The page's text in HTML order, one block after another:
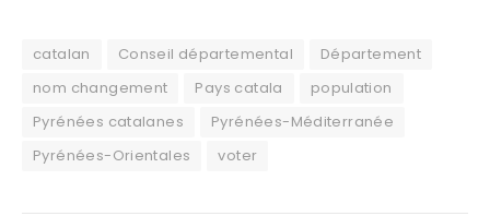
catalan Conseil départemental
Département
nom changement
Pays catala
population
Pyrénées catalanes
Pyrénées-Méditerranée
Pyrénées-Orientales
voter